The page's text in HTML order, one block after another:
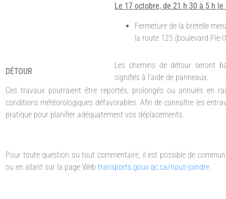
Le 17 octobre, de 21 h 30 à 5 h
Fermeture de la bretelle
la route 125 (boulevard Pie-
DÉTOUR
Les chemins de détour seront
signifiés à l’aide de panneaux.
Ces travaux pourraient être reportés, prolongés ou annulés en
conditions météorologiques défavorables. Afin de connaître les
pratique pour planifier adéquatement vos déplacements.
Pour toute question ou tout commentaire, il est possible de
ou en allant sur la page Web transports.gouv.qc.ca/nous-joindre.